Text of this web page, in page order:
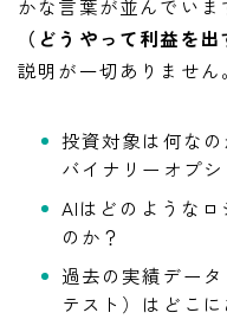
かな言葉が並んでいま
（どうやって利益を出
説明が一切ありません
投資対象は何な
バイナリーオプシ
AIはどのような
のか？
過去の実績デー
テスト）はどこ